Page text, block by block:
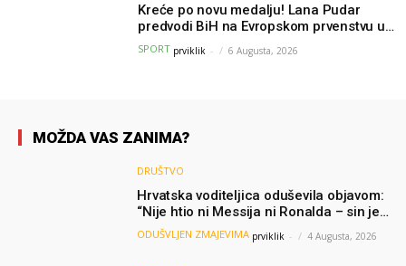
Kreće po novu medalju! Lana Pudar
predvodi BiH na Evropskom prvenstvu u
Parizu
SPORT prviklik - 6 Augusta, 2026
MOŽDA VAS ZANIMA?
DRUŠTVO
Hrvatska voditeljica oduševila objavom:
“Nije htio ni Messija ni Ronalda – sin je
želio samo dres Bosne”
ODUŠVLJEN ZMAJEVIMA prviklik - 4 Augusta, 2026